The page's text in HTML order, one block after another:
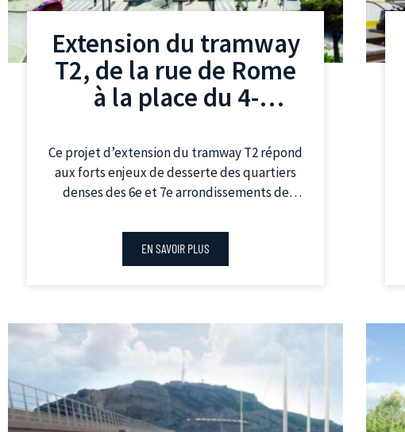
Extension du tramway
T2, de la rue de Rome
à la place du 4-
Ce projet d’extension du tramway T2 répond
aux forts enjeux de desserte des quartiers
denses des 6e et 7e arrondissements de
l’apaisement et à l’amélioration du cadre de
vie dans le centre-ville. De plus, le tramway
est un moyen de transport particulièrement
(ZFE-m) de Marseille.
EN SAVOIR PLUS